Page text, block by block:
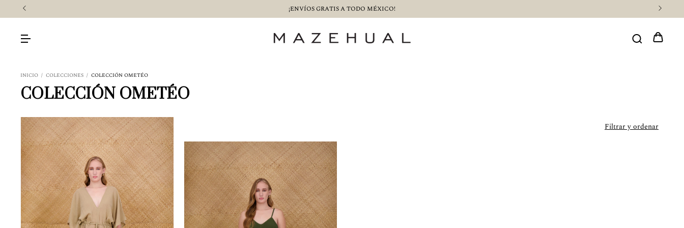
¡ENVÍOS GRATIS A TODO MÉXICO!
INICIO / COLECCIONES / COLECCIÓN OMETÉO
COLECCIÓN OMETÉO
Filtrar y ordenar